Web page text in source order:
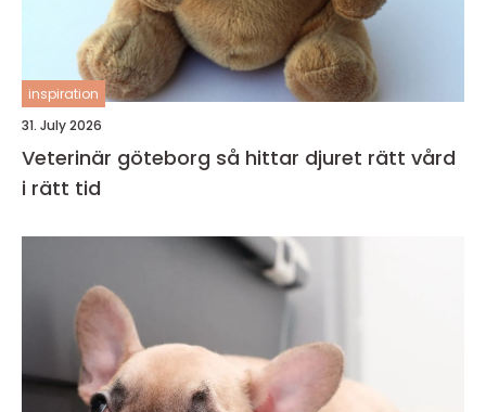
inspiration
31. July 2026
Veterinär göteborg så hittar djuret rätt vård
i rätt tid